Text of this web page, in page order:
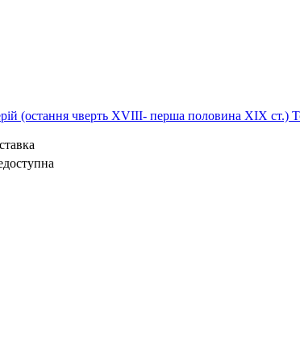
(остання чверть XVIII- перша половина ХІХ ст.)